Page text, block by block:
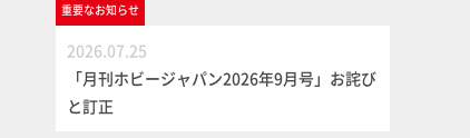
重要なお知らせ
2026.07.25
「月刊ホビージャパン2026年9月号」お詫び
と訂正